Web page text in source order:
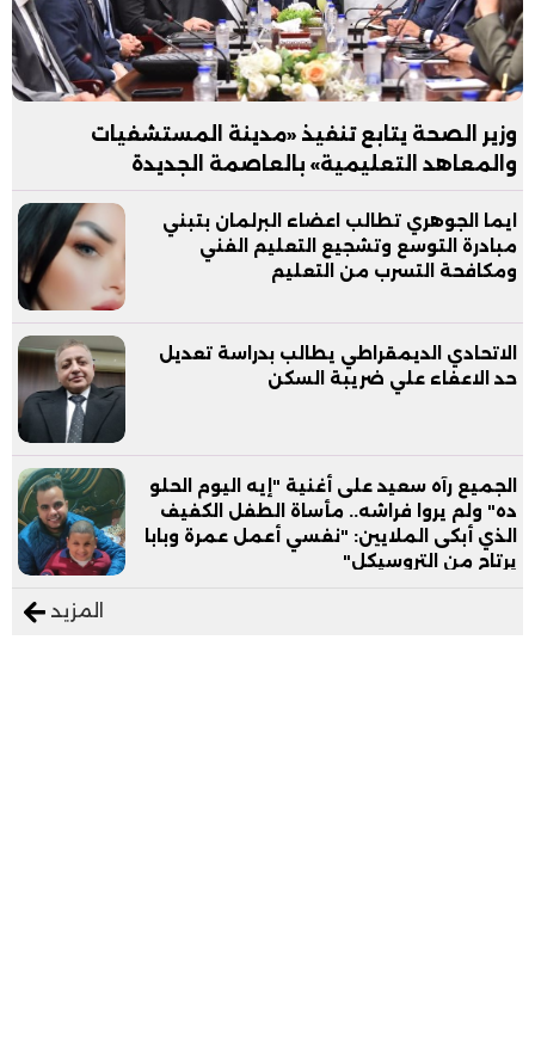
وزير الصحة يتابع تنفيذ «مدينة المستشفيات
والمعاهد التعليمية» بالعاصمة الجديدة
ايما الجوهري تطالب اعضاء البرلمان بتبني
مبادرة التوسع وتشجيع التعليم الفني
ومكافحة التسرب من التعليم
الاتحادي الديمقراطي يطالب بدراسة تعديل
حد الاعفاء علي ضريبة السكن
الجميع رآه سعيد على أغنية "إيه اليوم الحلو
ده" ولم يروا فراشه.. مأساة الطفل الكفيف
الذي أبكى الملايين: "نفسي أعمل عمرة وبابا
يرتاح من التروسيكل"
المزيد